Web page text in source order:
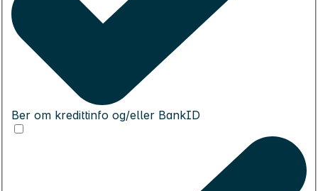
Ber om kredittinfo og/eller BankID